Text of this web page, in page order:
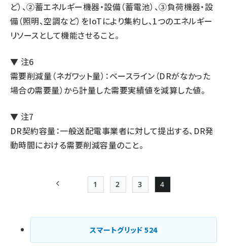
ど）、②蓄エネルギー機器・設備（蓄電池）、③負荷機器・設
備（照明、空調など）をIoTにより集約し、1つのエネルギー
リソースとして機能させること。
▼ 注6
需要削減量（ネガワット量）：ベースライン（DRがなかった
場合の需要量）から計量した需要実績値を減算した値。
▼ 注7
DR契約容量：一般送配電事業者に対して提出する、DR発
動時間における需要削減容量のこと。
ジ
送
前ページ Page
1
Page
2
Page
3
Page
4
スマートグリッド524